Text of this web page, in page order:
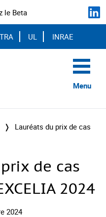
le Beta
UL INRAE
Menu
❭
Lauréats du prix de cas
de cas
2024
2024